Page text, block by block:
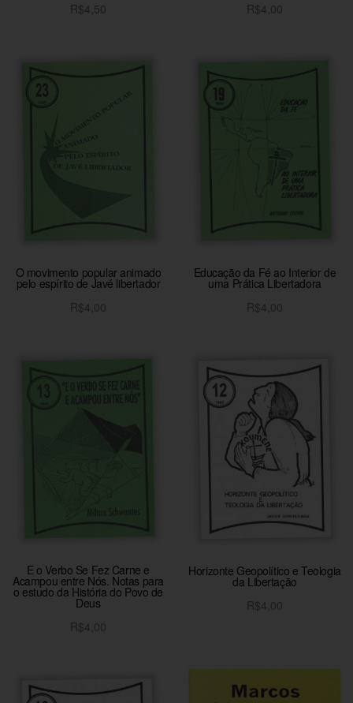
R$4,50
R$4,00
O movimento popular animado
pelo espírito de Javé libertador
R$4,00
Educação da Fé ao Interior de
uma Prática Libertadora
R$4,00
E o Verbo Se Fez Carne e
Acampou entre Nós. Notas para
o estudo da História do Povo de
Deus
R$4,00
Horizonte Geopolítico e Teologia
da Libertação
R$4,00